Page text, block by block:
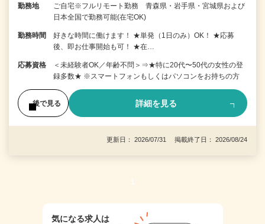
勤務地
ご自宅※フルリモート勤務 青森県・岩手県・宮城県および
日本全国で勤務可能(在宅OK)
勤務時間
好きな時間に働けます！ ★単発（1日のみ）OK！ ★応募
後、即お仕事開始も可！ ★在…
応募資格
＜未経験者OK／年齢不問＞⇒★特に20代〜50代の女性の登
録多数★ ※スマートフォンもしくはパソコンをお持ちの方
後で見る 詳細を見る
更新日： 2026/07/31 掲載終了日： 2026/08/24
1
気になる求人は